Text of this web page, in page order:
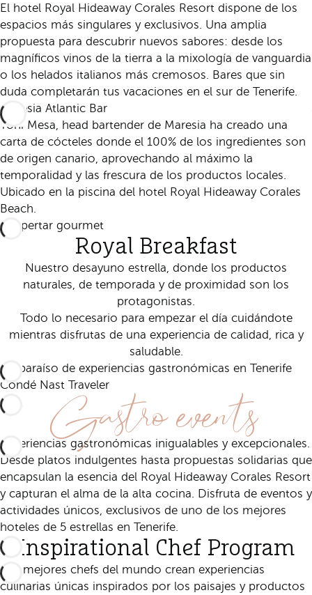
El hotel Royal Hideaway Corales Resort dispone de los
espacios más singulares y exclusivos. Una amplia
propuesta para descubrir nuevos sabores: desde los
magníficos vinos de la tierra a la mixología de vanguardia
o los helados italianos más cremosos. Bares que sin
duda completarán tus vacaciones en el sur de Tenerife.
Maresia Atlantic Bar
Yoni Mesa, head bartender de Maresia ha creado una
carta de cócteles donde el 100% de los ingredientes son
de origen canario, aprovechando al máximo la
temporalidad y las frescura de los productos locales.
Ubicado en la piscina del hotel Royal Hideaway Corales
Beach.
Despertar gourmet
Royal Breakfast
Nuestro desayuno estrella, donde los productos
naturales, de temporada y de proximidad son los
protagonistas.
Todo lo necesario para empezar el día cuidándote
mientras disfrutas de una experiencia de calidad, rica y
saludable.
Un paraíso de experiencias gastronómicas en Tenerife
Condé Nast TravelerGastro events
Experiencias gastronómicas inigualables y excepcionales.
Desde platos indulgentes hasta propuestas solidarias que
encapsulan la esencia del Royal Hideaway Corales Resort
y capturan el alma de la alta cocina. Disfruta de eventos y
actividades únicos, exclusivos de uno de los mejores
hoteles de 5 estrellas en Tenerife.
Inspirational Chef Program
Los mejores chefs del mundo crean experiencias
culinarias únicas inspirados por los paisajes y productos